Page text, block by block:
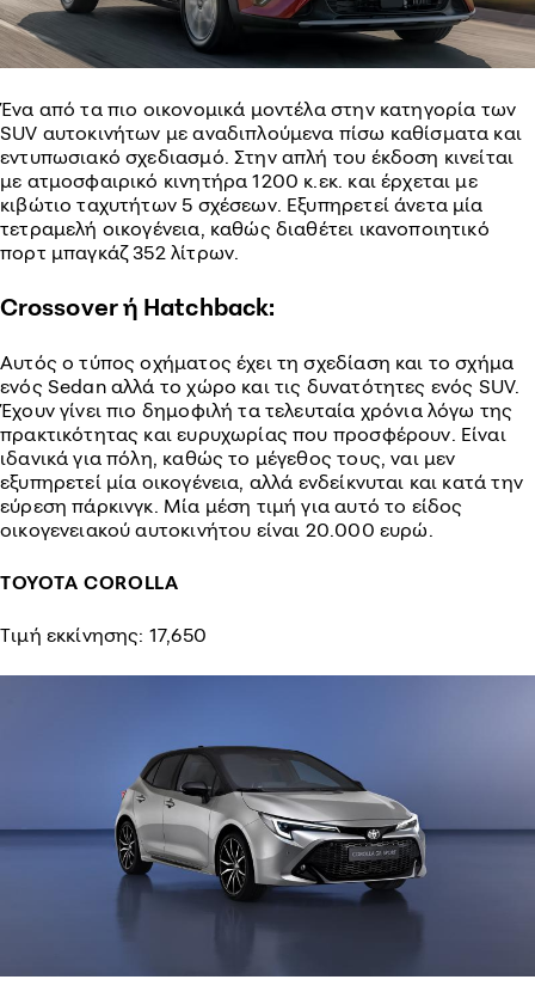
Ένα από τα πιο οικονομικά μοντέλα στην κατηγορία των
SUV αυτοκινήτων με αναδιπλούμενα πίσω καθίσματα και
εντυπωσιακό σχεδιασμό. Στην απλή του έκδοση κινείται
με ατμοσφαιρικό κινητήρα 1200 κ.εκ. και έρχεται με
κιβώτιο ταχυτήτων 5 σχέσεων. Εξυπηρετεί άνετα μία
τετραμελή οικογένεια, καθώς διαθέτει ικανοποιητικό
πορτ μπαγκάζ 352 λίτρων.
Crossover ή Hatchback:
Αυτός ο τύπος οχήματος έχει τη σχεδίαση και το σχήμα
ενός Sedan αλλά το χώρο και τις δυνατότητες ενός SUV.
Έχουν γίνει πιο δημοφιλή τα τελευταία χρόνια λόγω της
πρακτικότητας και ευρυχωρίας που προσφέρουν. Είναι
ιδανικά για πόλη, καθώς το μέγεθος τους, ναι μεν
εξυπηρετεί μία οικογένεια, αλλά ενδείκνυται και κατά την
εύρεση πάρκινγκ. Μία μέση τιμή για αυτό το είδος
οικογενειακού αυτοκινήτου είναι 20.000 ευρώ.
TOYOTA COROLLA
Τιμή εκκίνησης: 17,650